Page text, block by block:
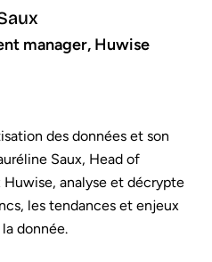
manager, Huwise
des données et son
Saux, Head of
analyse et décrypte
les tendances et enjeux
donnée.